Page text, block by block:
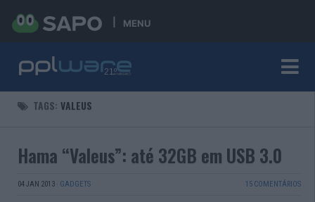
MENU
TAGS: VALEUS
Hama “Valeus”: até 32GB em USB 3.0
04 JAN 2013 · GADGETS 15 COMENTÁRIOS